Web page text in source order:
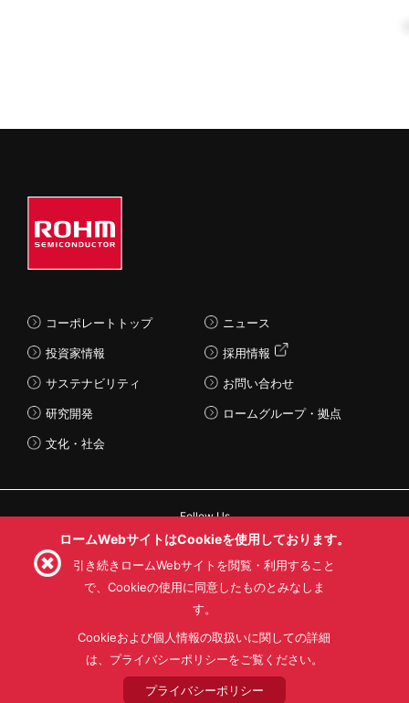
コーポレートトップ
投資家情報
サステナビリティ
研究開発
文化・社会
ニュース
採用情報
お問い合わせ
ロームグループ・拠点
Follow Us
利用目的
プライバシーポリシー
サイトマップ
ローム製品の販売に関する標準契約条件書(PDF)
© 1997 - 2026 ROHM CO., LTD. ALL RIGHTS RESERVED.
ロームWebサイトはCookieを使用しております。
引き続きロームWebサイトを閲覧・利用すること
で、Cookieの使用に同意したものとみなしま
す。
Cookieおよび個人情報の取扱いに関しての詳細
は、プライバシーポリシーをご覧ください。
プライバシーポリシー